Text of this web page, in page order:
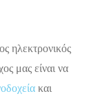
ηλεκτρονικός
μας είναι να
και